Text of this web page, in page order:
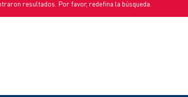
resultados. Por favor, redefina la búsqueda.